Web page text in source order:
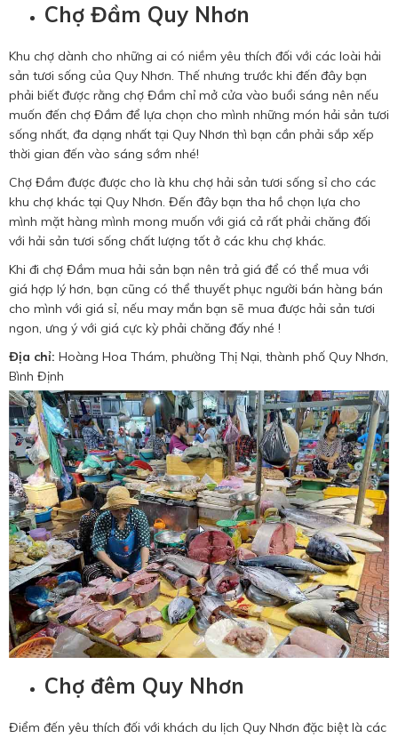
Chợ Đầm Quy Nhơn
Khu chợ dành cho những ai có niềm yêu thích đối với các loài hải
sản tươi sống của Quy Nhơn. Thế nhưng trước khi đến đây bạn
phải biết được rằng chợ Đầm chỉ mở cửa vào buổi sáng nên nếu
muốn đến chợ Đầm để lựa chọn cho mình những món hải sản tươi
sống nhất, đa dạng nhất tại Quy Nhơn thì bạn cần phải sắp xếp
thời gian đến vào sáng sớm nhé!
Chợ Đầm được được cho là khu chợ hải sản tươi sống sỉ cho các
khu chợ khác tại Quy Nhơn. Đến đây bạn tha hồ chọn lựa cho
mình mặt hàng mình mong muốn với giá cả rất phải chăng đối
với hải sản tươi sống chất lượng tốt ở các khu chợ khác.
Khi đi chợ Đầm mua hải sản bạn nên trả giá để có thể mua với
giá hợp lý hơn, bạn cũng có thể thuyết phục người bán hàng bán
cho mình với giá sỉ, nếu may mắn bạn sẽ mua được hải sản tươi
ngon, ưng ý với giá cực kỳ phải chăng đấy nhé !
Địa chỉ: Hoàng Hoa Thám, phường Thị Nại, thành phố Quy Nhơn,
Bình Định
Chợ đêm Quy Nhơn
Điểm đến yêu thích đối với khách du lịch Quy Nhơn đặc biệt là các